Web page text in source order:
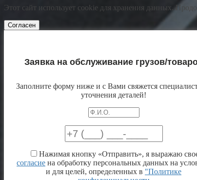
Этот сайт использует cookie для хранения данных.
Согласен
Заявка на обслуживание грузов/
Заполните форму ниже и с Вами свяжется
уточнения деталей!
Нажимая кнопку «Отправить», я выражаю
согласие на обработку персональных данных на
и для целей, определенных в "Политике